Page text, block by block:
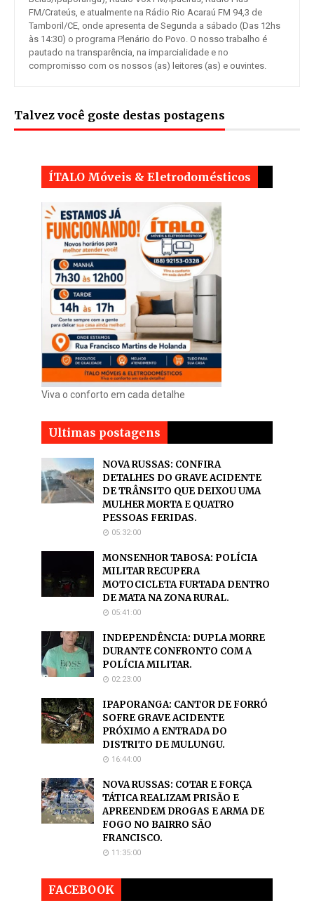
FM/Crateús, e atualmente na Rádio Rio Acaraú FM 94,3 de
Tamboril/CE, onde apresenta de Segunda a sábado (Das 12hs
às 14:30) o programa Plenário do Povo. O nosso trabalho é
pautado na transparência, na imparcialidade e no
compromisso com os nossos (as) leitores (as) e ouvintes.
Talvez você goste destas postagens
ÍTALO Móveis & Eletrodomésticos
Viva o conforto em cada detalhe
Ultimas postagens
NOVA RUSSAS: CONFIRA
DETALHES DO GRAVE ACIDENTE
DE TRÂNSITO QUE DEIXOU UMA
MULHER MORTA E QUATRO
PESSOAS FERIDAS.
05:32:00
MONSENHOR TABOSA: POLÍCIA
MILITAR RECUPERA
MOTOCICLETA FURTADA DENTRO
DE MATA NA ZONA RURAL.
05:41:00
INDEPENDÊNCIA: DUPLA MORRE
DURANTE CONFRONTO COM A
POLÍCIA MILITAR.
02:23:00
IPAPORANGA: CANTOR DE FORRÓ
SOFRE GRAVE ACIDENTE
PRÓXIMO A ENTRADA DO
DISTRITO DE MULUNGU.
16:44:00
NOVA RUSSAS: COTAR E FORÇA
TÁTICA REALIZAM PRISÃO E
APREENDEM DROGAS E ARMA DE
FOGO NO BAIRRO SÃO
FRANCISCO.
11:35:00
FACEBOOK